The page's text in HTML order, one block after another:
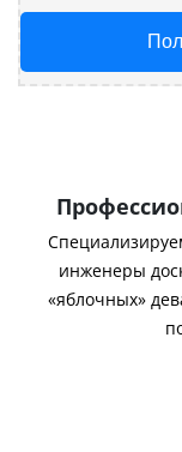
инженеры
«яблочных»